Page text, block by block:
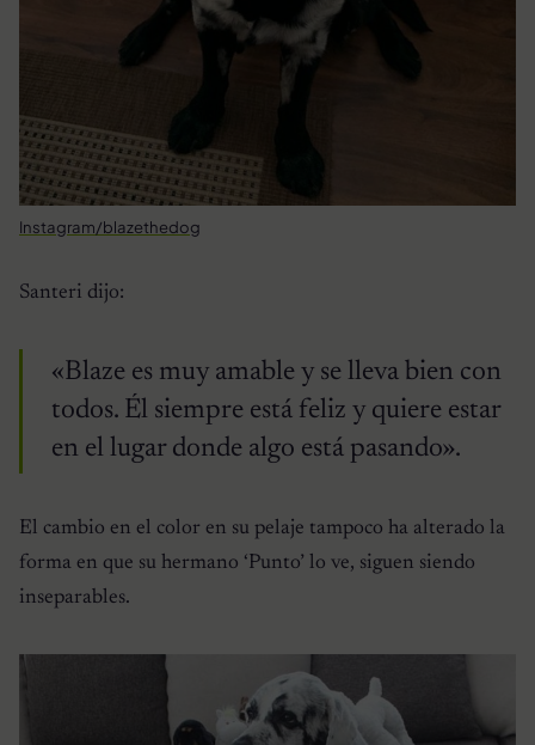
Instagram/blazethedog
Santeri dijo:
«Blaze es muy amable y se lleva bien con
todos. Él siempre está feliz y quiere estar
en el lugar donde algo está pasando».
El cambio en el color en su pelaje tampoco ha alterado la
forma en que su hermano ‘Punto’ lo ve, siguen siendo
inseparables.